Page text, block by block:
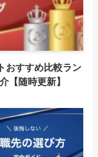
おすすめ比較ラン
【随時更新】